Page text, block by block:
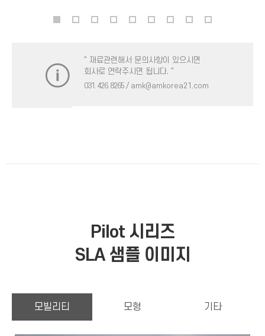
" 재료관련해서 문의사항이 있으시면
회사로 연락주시면 됩니다. "
031. 426. 8265 / amk@amkorea21.com
Pilot 시리즈
SLA 샘플 이미지
모빌리티 모형 기타